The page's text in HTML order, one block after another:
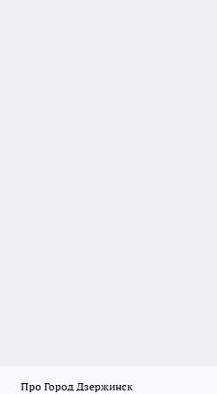
Про Город Дзержинск